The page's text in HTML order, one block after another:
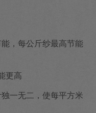
，每公斤纱最高节能
更高
一无二，使每平方米